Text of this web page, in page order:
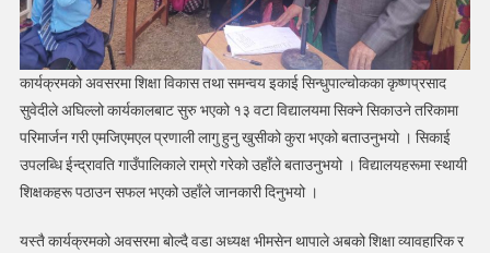
कार्यक्रमको अवसरमा शिक्षा विकास तथा समन्वय इकाई सिन्धुपाल्चोकका कृष्णप्रसाद
सुवेदीले अघिल्लो कार्यकालबाट सुरु भएको १३ वटा विद्यालयमा सिक्ने सिकाउने तरिकामा
परिमार्जन गरी एमजिएमएल प्रणाली लागु हुनु खुसीको कुरा भएको बताउनुभयो । सिकाई
उपलब्धि ईन्द्रावति गाउँपालिकाले राम्रो गरेको उहाँले बताउनुभयो । विद्यालयहरूमा स्थायी
शिक्षकहरू पठाउन सफल भएको उहाँले जानकारी दिनुभयो ।
यस्तै कार्यक्रमको अवसरमा बोल्दै वडा अध्यक्ष भीमसेन थापाले अबको शिक्षा व्यावहारिक र